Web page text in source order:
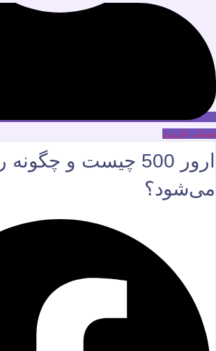
حساب کاربری
ارور 500 چیست و
می‌شود؟